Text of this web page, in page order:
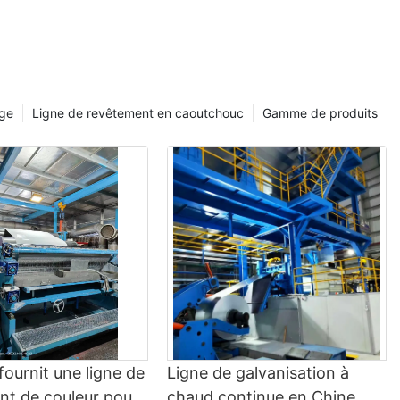
1. Étude du marché
La première étape pour trouver les 10 meilleurs fournisseurs de
lignes de décapage en Chine consiste à effectuer des
recherches approfondies sur le marché. Recherchez des sites
Web réputés, des forums sectoriels et des salons professionnels
qui peuvent fournir des informations sur les meilleurs
fournisseurs en Chine. Dressez une liste de fournisseurs
potentiels et rassemblez autant d’informations que possible sur
leurs produits, leurs services et leur réputation dans le secteur.
2. Vérification des certifications et des normes de qualité
Lorsque vous réduisez votre liste de fournisseurs potentiels, il
est important de vérifier les certifications et les normes de
qualité. Recherchez des fournisseurs certifiés ISO, qui
Gamme de produits
Ligne de revêtement en caoutchouc
une ligne de
Ligne de galvanisation à